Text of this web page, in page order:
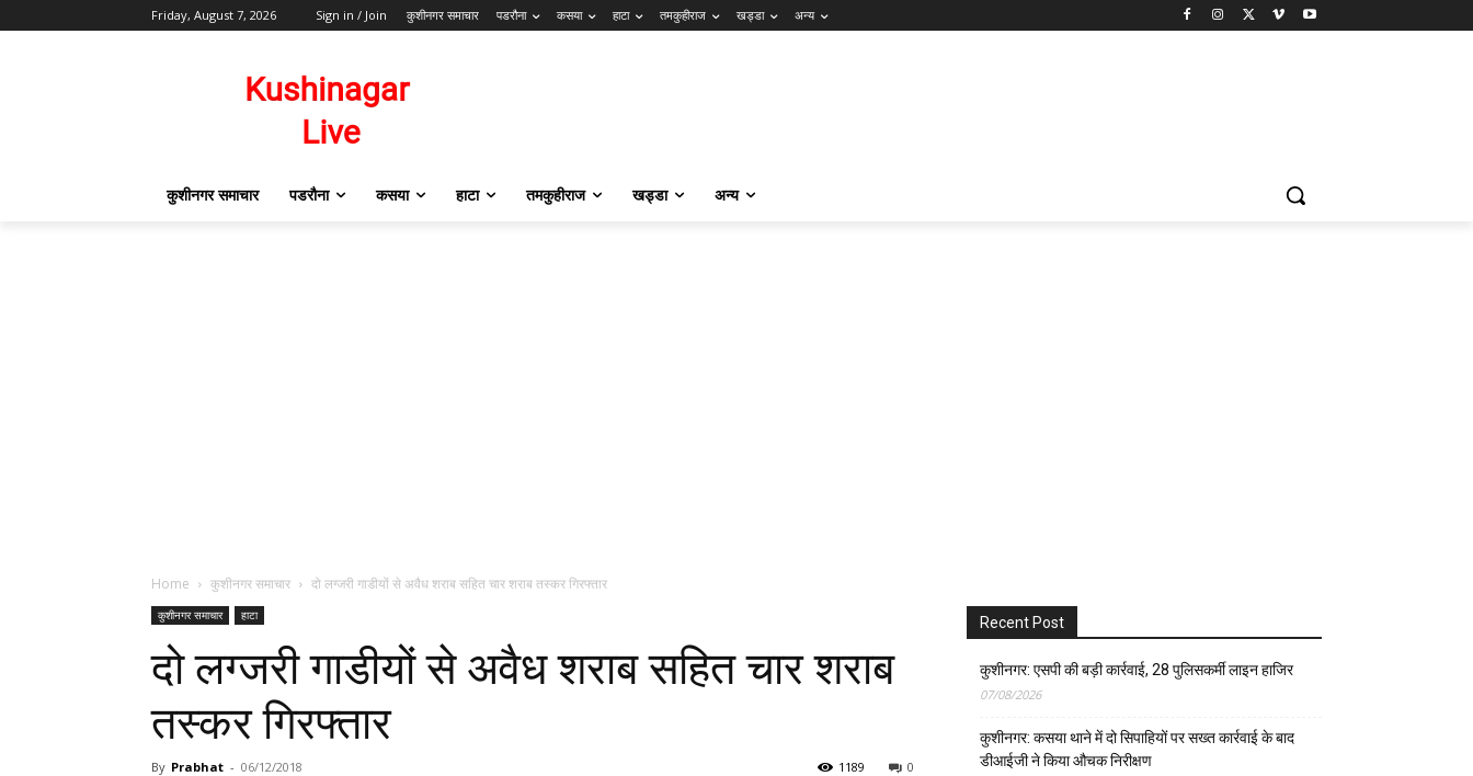
Friday, August 7, 2026 Sign in / Join कुशीनगर समाचार पडरौना कसया हाटा तमकुहीराज खड्डा अन्य
कुशीनगर समाचार पडरौना कसया हाटा तमकुहीराज खड्डा अन्य
Home कुशीनगर समाचार दो लग्जरी गाडीयों से अवैध शराब सहित चार शराब तस्कर गिरफ्तार
कुशीनगर समाचार हाटा
दो लग्जरी गाडीयों से अवैध शराब सहित चार शराब
तस्कर गिरफ्तार
By Prabhat - 06/12/2018 0
1189
Recent Post
कुशीनगर: एसपी की बड़ी कार्रवाई, 28 पुलिसकर्मी लाइन हाजिर
07/08/2026
कुशीनगर: कसया थाने में दो सिपाहियों पर सख्त कार्रवाई के बाद
डीआईजी ने किया औचक निरीक्षण